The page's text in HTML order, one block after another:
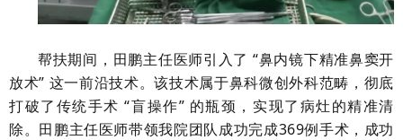
帮扶期间，田鹏主任医师引入了 “鼻内镜下精准鼻窦开
放术” 这一前沿技术。该技术属于鼻科微创外科范畴，彻底
打破了传统手术 “盲操作” 的瓶颈，实现了病灶的精准清
除。田鹏主任医师带领我院团队成功完成369例手术，成功